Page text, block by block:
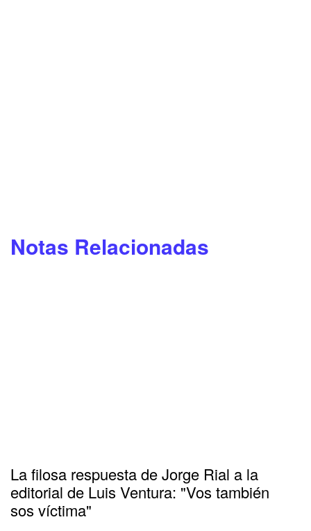
Notas Relacionadas
La filosa respuesta de Jorge Rial a la
editorial de Luis Ventura: "Vos también
sos víctima"